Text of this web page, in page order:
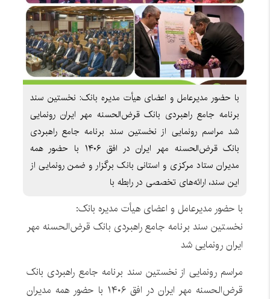
با حضور مدیرعامل و اعضای هیأت مدیره بانک: نخستین سند
برنامه جامع راهبردی بانک قرض‌الحسنه مهر ایران رونمایی
شد مراسم رونمایی از نخستین سند برنامه جامع راهبردی
بانک قرض‌الحسنه مهر ایران در افق ۱۴۰۶ با حضور همه
مدیران ستاد مرکزی و استانی بانک برگزار و ضمن رونمایی از
این سند، ارائه‌های تخصصی در رابطه با
با حضور مدیرعامل و اعضای هیأت مدیره بانک:
نخستین سند برنامه جامع راهبردی بانک قرض‌الحسنه مهر
ایران رونمایی شد
مراسم رونمایی از نخستین سند برنامه جامع راهبردی بانک
قرض‌الحسنه مهر ایران در افق ۱۴۰۶ با حضور همه مدیران